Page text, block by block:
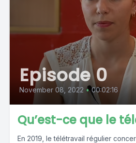
Episode 0
November 08, 2022 • 00:02:16
Qu’est-ce que le
En 2019, le télétravail régulier